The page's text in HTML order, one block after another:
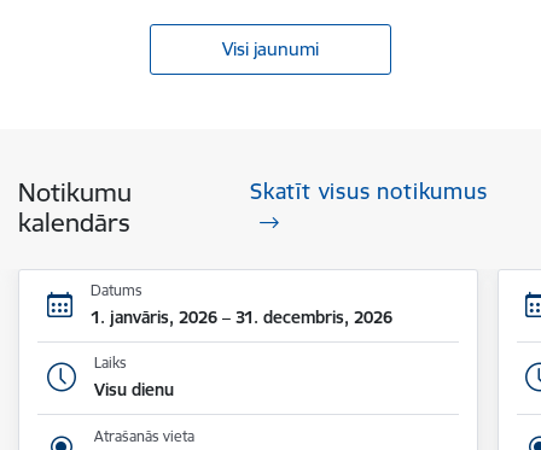
Visi jaunumi
Notikumu
kalendārs
Skatīt visus notikumus
Datums
1. janvāris, 2026 – 31. decembris, 2026
Laiks
Visu dienu
Atrašanās vieta